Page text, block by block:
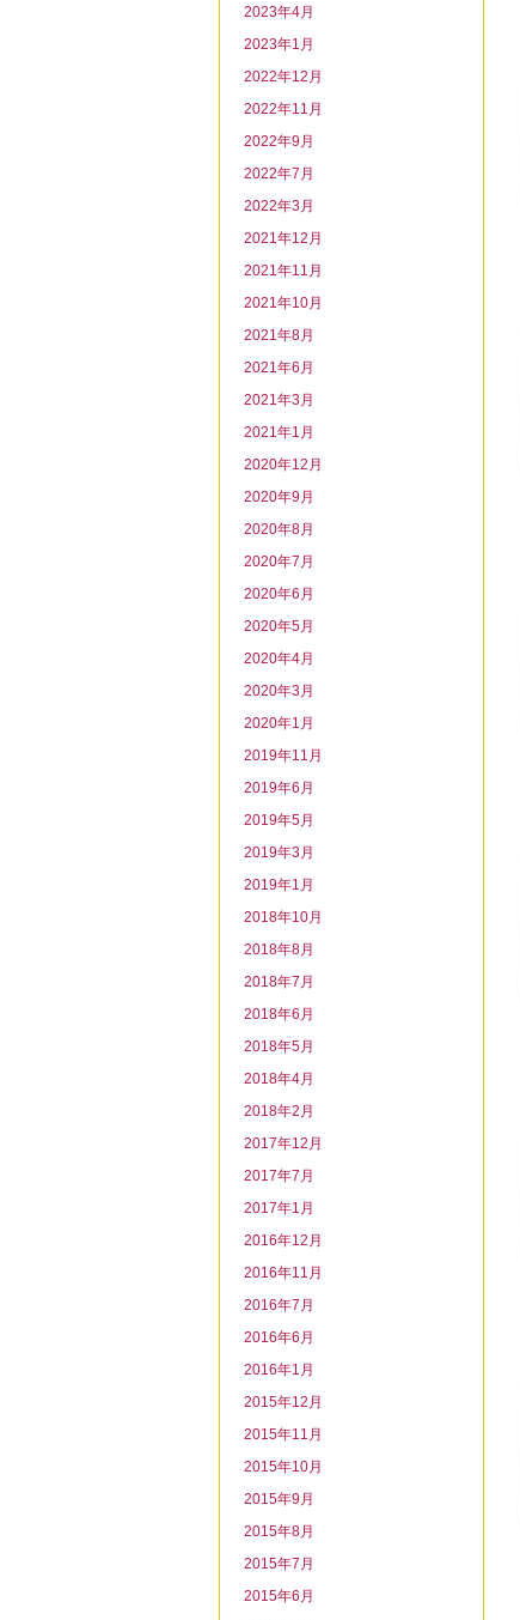
2023年4月
2023年1月
2022年12月
2022年11月
2022年9月
2022年7月
2022年3月
2021年12月
2021年11月
2021年10月
2021年8月
2021年6月
2021年3月
2021年1月
2020年12月
2020年9月
2020年8月
2020年7月
2020年6月
2020年5月
2020年4月
2020年3月
2020年1月
2019年11月
2019年6月
2019年5月
2019年3月
2019年1月
2018年10月
2018年8月
2018年7月
2018年6月
2018年5月
2018年4月
2018年2月
2017年12月
2017年7月
2017年1月
2016年12月
2016年11月
2016年7月
2016年6月
2016年1月
2015年12月
2015年11月
2015年10月
2015年9月
2015年8月
2015年7月
2015年6月